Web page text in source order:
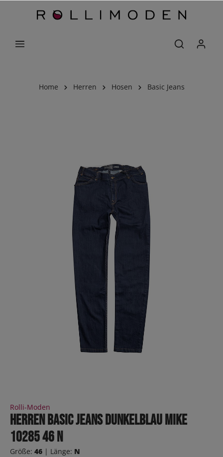
Home Herren Hosen Basic Jeans
Rolli-Moden
Herren Basic Jeans Dunkelblau MIKE
10285 46 N
Größe: 46 | Länge: N